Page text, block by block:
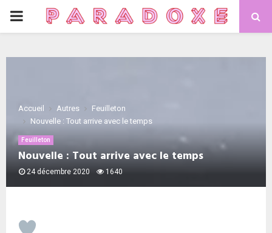
PRIMARY
Accueil Autres
Feuilleton
Nouvelle : Tout arrive avec le temps
Feuilleton
Nouvelle : Tout arrive avec le temps
24 décembre 2020 1640